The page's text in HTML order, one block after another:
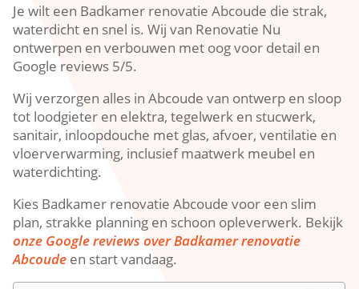
Je wilt een Badkamer renovatie Abcoude die strak,
waterdicht en snel is.​ Wij van Renovatie Nu
ontwerpen en verbouwen met oog voor detail en
Google reviews 5/5.​
Wij verzorgen alles in Abcoude van ontwerp en sloop
tot loodgieter en elektra, tegelwerk en stucwerk,
sanitair, inloopdouche met glas, afvoer, ventilatie en
vloerverwarming, inclusief maatwerk meubel en
waterdichting.​
Kies Badkamer renovatie Abcoude voor een slim
plan, strakke planning en schoon opleverwerk.​ Bekijk
onze Google reviews over Badkamer renovatie
Abcoude en start vandaag.​